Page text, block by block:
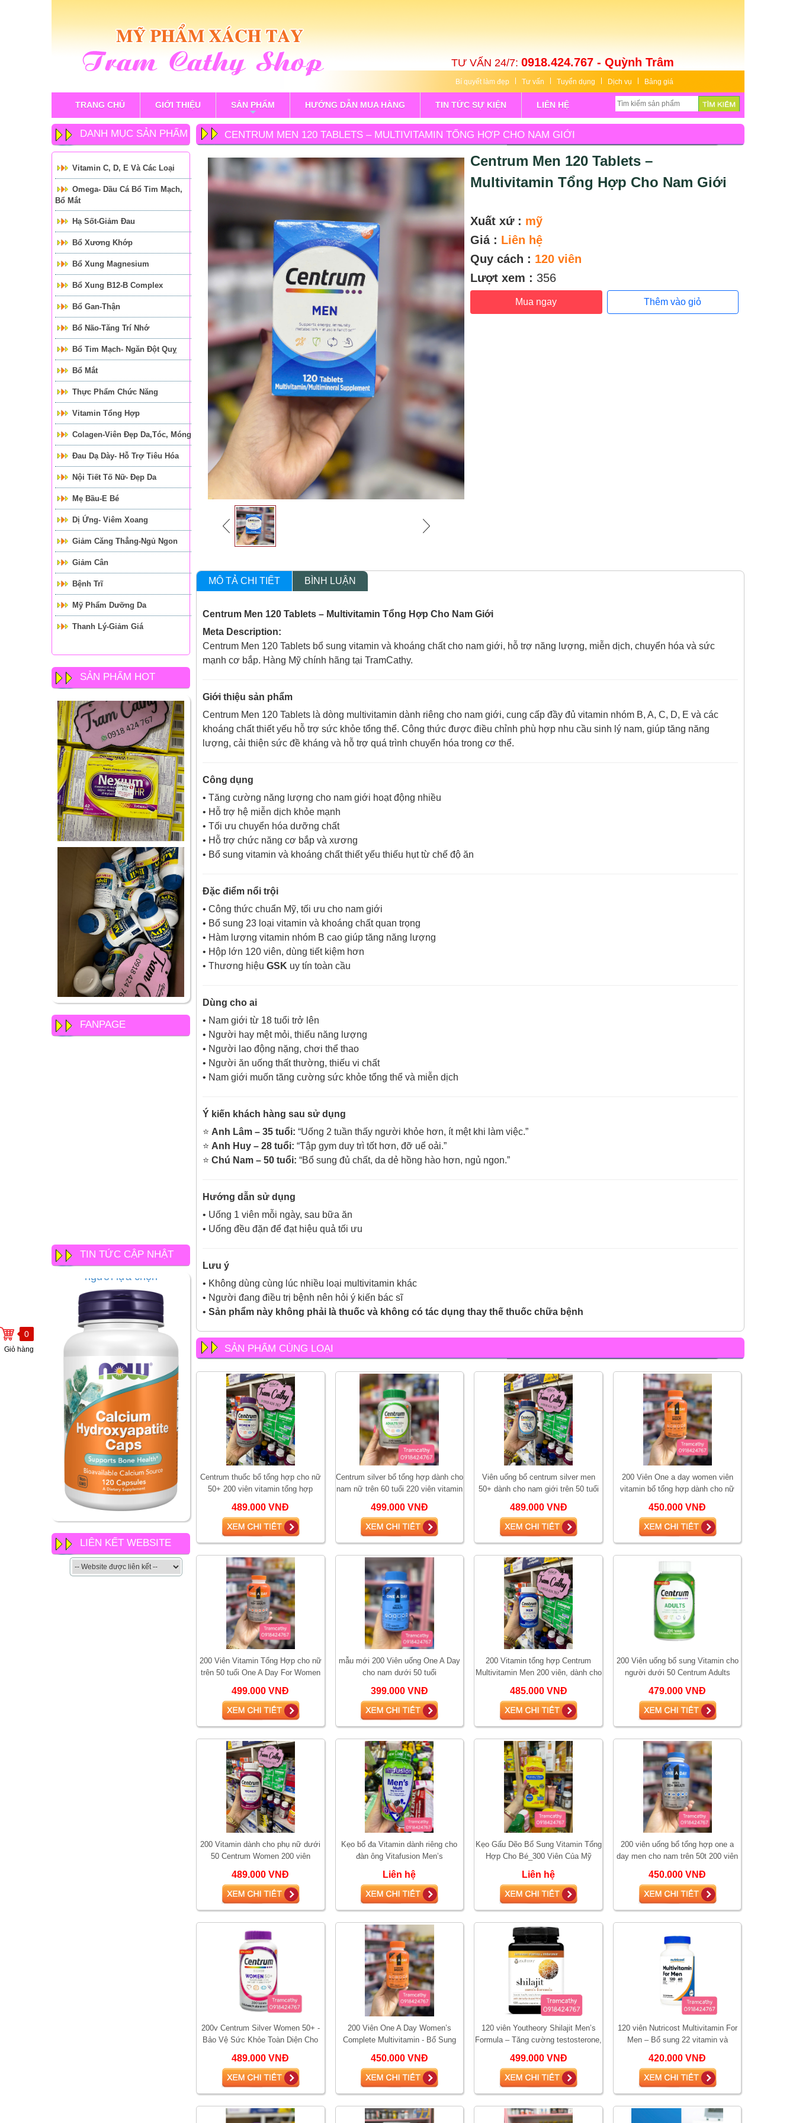
TƯ VẤN 24/7: 0918.424.767 - Quỳnh Trâm
Bí quyết làm đẹp Tư vấn Tuyển dụng Dịch vụ Bảng giá
0
Giỏ hàng
TRANG CHỦ GIỚI THIỆU
+
SẢN PHẨM HƯỚNG DẪN MUA HÀNG TIN TỨC SỰ KIỆN LIÊN HỆ
DANH MỤC SẢN PHẨM
Vitamin C, D, E Và Các Loại
Omega- Dầu Cá Bổ Tim Mạch,
Bổ Mắt
Hạ Sốt-Giảm Đau
Bổ Xương Khớp
Bổ Xung Magnesium
Bổ Xung B12-B Complex
Bổ Gan-Thận
Bổ Não-Tăng Trí Nhớ
Bổ Tim Mạch- Ngăn Đột Quỵ
Bổ Mắt
Thực Phẩm Chức Năng
Vitamin Tổng Hợp
Colagen-Viên Đẹp Da,tóc, Móng
Đau Dạ Dày- Hỗ Trợ Tiêu Hóa
Nội Tiết Tố Nữ- Đẹp Da
Mẹ Bầu-E Bé
Dị Ứng- Viêm Xoang
Giảm Căng Thẳng-Ngủ Ngon
Giảm Cân
Bệnh Trĩ
Mỹ Phẩm Dưỡng Da
Thanh Lý-Giảm Giá
SẢN PHẨM HOT
FANPAGE
TIN TỨC CẬP NHẬT
NOW Calcium
khác của now
LIÊN KẾT WEBSITE
CENTRUM MEN 120 TABLETS – MULTIVITAMIN TỔNG HỢP CHO NAM GIỚI
Centrum Men 120 Tablets –
Multivitamin Tổng Hợp Cho Nam Giới
Xuất xứ : mỹ
Giá : Liên hệ
Quy cách : 120 viên
Lượt xem : 356
Mua ngay Thêm vào giỏ
MÔ TẢ CHI TIẾT BÌNH LUẬN
Centrum Men 120 Tablets – Multivitamin Tổng Hợp Cho Nam Giới
Meta Description:
Centrum Men 120 Tablets bổ sung vitamin và khoáng chất cho nam giới, hỗ trợ năng lượng, miễn dịch, chuyển hóa và sức
mạnh cơ bắp. Hàng Mỹ chính hãng tại TramCathy.
Giới thiệu sản phẩm
Centrum Men 120 Tablets là dòng multivitamin dành riêng cho nam giới, cung cấp đầy đủ vitamin nhóm B, A, C, D, E và các
khoáng chất thiết yếu hỗ trợ sức khỏe tổng thể. Công thức được điều chỉnh phù hợp nhu cầu sinh lý nam, giúp tăng năng
lượng, cải thiện sức đề kháng và hỗ trợ quá trình chuyển hóa trong cơ thể.
Công dụng
• Tăng cường năng lượng cho nam giới hoạt động nhiều
• Hỗ trợ hệ miễn dịch khỏe mạnh
• Tối ưu chuyển hóa dưỡng chất
• Hỗ trợ chức năng cơ bắp và xương
• Bổ sung vitamin và khoáng chất thiết yếu thiếu hụt từ chế độ ăn
Đặc điểm nổi trội
• Công thức chuẩn Mỹ, tối ưu cho nam giới
• Bổ sung 23 loại vitamin và khoáng chất quan trọng
• Hàm lượng vitamin nhóm B cao giúp tăng năng lượng
• Hộp lớn 120 viên, dùng tiết kiệm hơn
• Thương hiệu GSK uy tín toàn cầu
Dùng cho ai
• Nam giới từ 18 tuổi trở lên
• Người hay mệt mỏi, thiếu năng lượng
• Người lao động nặng, chơi thể thao
• Người ăn uống thất thường, thiếu vi chất
• Nam giới muốn tăng cường sức khỏe tổng thể và miễn dịch
Ý kiến khách hàng sau sử dụng
⭐ Anh Lâm – 35 tuổi: “Uống 2 tuần thấy người khỏe hơn, ít mệt khi làm việc.”
⭐ Anh Huy – 28 tuổi: “Tập gym duy trì tốt hơn, đỡ uể oải.”
⭐ Chú Nam – 50 tuổi: “Bổ sung đủ chất, da dẻ hồng hào hơn, ngủ ngon.”
Hướng dẫn sử dụng
• Uống 1 viên mỗi ngày, sau bữa ăn
• Uống đều đặn để đạt hiệu quả tối ưu
Lưu ý
• Không dùng cùng lúc nhiều loại multivitamin khác
• Người đang điều trị bệnh nên hỏi ý kiến bác sĩ
• Sản phẩm này không phải là thuốc và không có tác dụng thay thế thuốc chữa bệnh
SẢN PHẨM CÙNG LOẠI
Centrum thuốc bổ tổng hợp cho nữ
50+ 200 viên vitamin tổng hợp
489.000 VNĐ
Centrum silver bổ tổng hợp dành cho
nam nữ trên 60 tuổi 220 viên vitamin
499.000 VNĐ
Viên uống bổ centrum silver men
50+ dành cho nam giới trên 50 tuổi
489.000 VNĐ
200 Viên One a day women viên
vitamin bổ tổng hợp dành cho nữ
450.000 VNĐ
200 Viên Vitamin Tổng Hợp cho nữ
trên 50 tuổi One A Day For Women
499.000 VNĐ
mẫu mới 200 Viên uống One A Day
cho nam dưới 50 tuổi
399.000 VNĐ
200 Vitamin tổng hợp Centrum
Multivitamin Men 200 viên, dành cho
485.000 VNĐ
200 Viên uống bổ sung Vitamin cho
người dưới 50 Centrum Adults
479.000 VNĐ
200 Vitamin dành cho phụ nữ dưới
50 Centrum Women 200 viên
489.000 VNĐ
Kẹo bổ đa Vitamin dành riêng cho
đàn ông Vitafusion Men’s
Multivitamin
Liên hệ
Kẹo Gấu Dẽo Bổ Sung Vitamin Tổng
Hợp Cho Bé_300 Viên Của Mỹ
Liên hệ
200 viên uống bổ tổng hợp one a
day men cho nam trên 50t 200 viên
450.000 VNĐ
200v Centrum Silver Women 50+ -
Bảo Vệ Sức Khỏe Toàn Diện Cho
489.000 VNĐ
200 Viên One A Day Women’s
Complete Multivitamin - Bổ Sung
450.000 VNĐ
120 viên Youtheory Shilajit Men’s
Formula – Tăng cường testosterone,
499.000 VNĐ
120 viên Nutricost Multivitamin For
Men – Bổ sung 22 vitamin và
420.000 VNĐ